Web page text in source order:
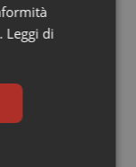
in
di
Romagna:
il
Leggi di